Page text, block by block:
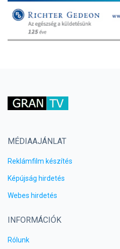
MÉDIAAJÁNLAT
Reklámfilm készítés
Képújság hirdetés
Webes hirdetés
INFORMÁCIÓK
Rólunk